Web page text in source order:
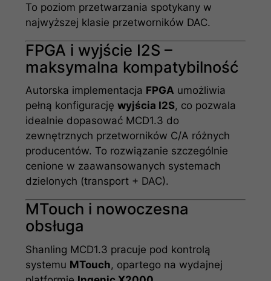
To poziom przetwarzania spotykany w
najwyższej klasie przetworników DAC.
FPGA i wyjście I2S –
maksymalna kompatybilność
Autorska implementacja FPGA umożliwia
pełną konfiguracjęwyjścia I2S, co pozwala
idealnie dopasować MCD1.3 do
zewnętrznych przetworników C/A różnych
producentów. To rozwiązanie szczególnie
cenione w zaawansowanych systemach
dzielonych (transport + DAC).
MTouch i nowoczesna
obsługa
Shanling MCD1.3 pracuje pod kontrolą
systemu MTouch, opartego na wydajnej